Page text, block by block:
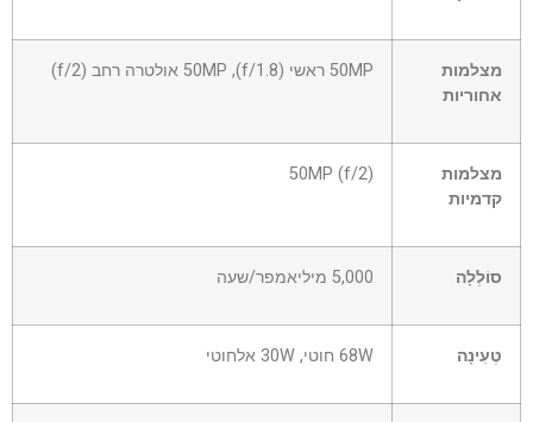
מצלמות
אחוריות
50MP ראשי (f/1.8), 50MP אולטרה רחב (f/2)
מצלמות
קדמיות
50MP (f/2)
סוֹלְלָה 5,000 מיליאמפר/שעה
טְעִינָה 68W חוטי, 30W אלחוטי